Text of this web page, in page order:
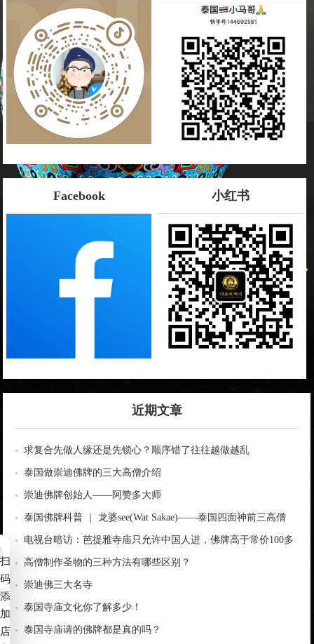
Facebook 小红书
近期文章
求复合先做人缘还是先锁心？顺序错了往往越做越乱
泰国做崇迪佛牌的三大高僧介绍
崇迪佛牌创始人——阿赞多大师
泰国佛牌科普 ｜ 龙婆see(Wat Sakae)——泰国四面神前三高僧
电视台暗访：芭提雅寺庙只允许中国人进，佛牌高于常价100多
倍！
高僧制作圣物的三种方法有哪些区别？
崇迪佛三大名寺
泰国寺庙文化你了解多少！
泰国寺庙请的佛牌都是真的吗？
扫
码
添
加
店